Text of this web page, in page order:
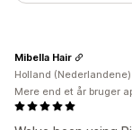
Mibella Hair
Holland (Nederlandene)
Mere end et år bruger